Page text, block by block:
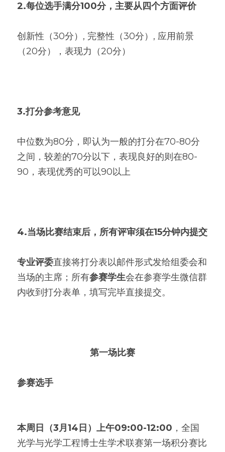
2.每位选手满分100分，主要从四个方面评价
创新性（30分）, 完整性（30分）, 应用前景
（20分），表现力（20分）
3.打分参考意见
中位数为80分，即认为一般的打分在70-80分
之间，较差的70分以下，表现良好的则在80-
90，表现优秀的可以90以上
4.当场比赛结束后，所有评审须在15分钟内提交
专业评委直接将打分表以邮件形式发给组委会和
当场的主席；所有参赛学生会在参赛学生微信群
内收到打分表单，填写完毕直接提交。
第一场比赛
参赛选手
本周日（3月14日）上午09:00-12:00 ，全国
光学与光学工程博士生学术联赛第一场积分赛比